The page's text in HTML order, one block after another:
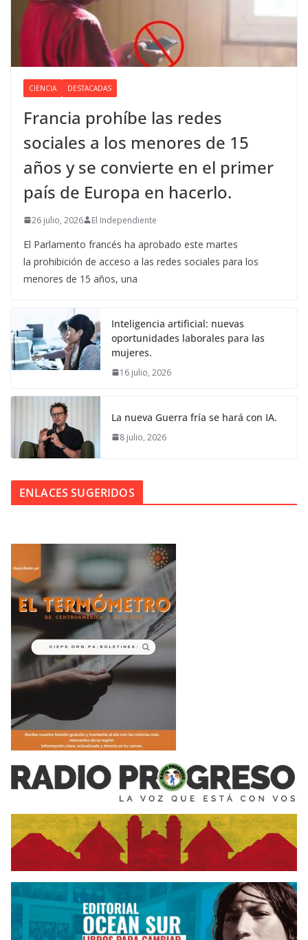
CIENCIA DESTACADAS
Francia prohíbe las redes
sociales a los menores de 15
años y se convierte en el primer
país de Europa en hacerlo.
26 julio, 2026 El Independiente
El Parlamento francés ha aprobado este martes
la prohibición de acceso a las redes sociales para los
menores de 15 años, una
Inteligencia artificial: nuevas
oportunidades laborales para las
mujeres.
16 julio, 2026
La nueva Guerra fría se hará con IA.
8 julio, 2026
ENLACES SUGERIDOS